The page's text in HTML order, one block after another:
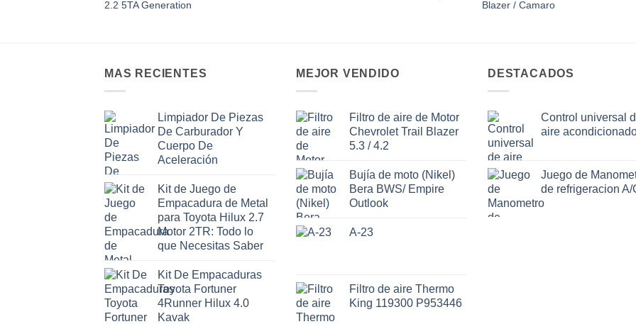
2.2 5TA Generation
Blazer / Camaro
MAS RECIENTES
Limpiador De Piezas
De Carburador Y
Cuerpo De
Aceleración
Kit de Juego de
Empacadura de Metal
para Toyota Hilux 2.7
Motor 2TR: Todo lo
que Necesitas Saber
Kit De Empacaduras
Toyota Fortuner
4Runner Hilux 4.0
Kavak
MEJOR VENDIDO
Filtro de aire de Motor
Chevrolet Trail Blazer
5.3 / 4.2
Bujía de moto (Nikel)
Bera BWS/ Empire
Outlook
A-23
Filtro de aire Thermo
King 119300 P953446
DESTACADOS
Control universal
aire
Juego de
de refrigeracion A/